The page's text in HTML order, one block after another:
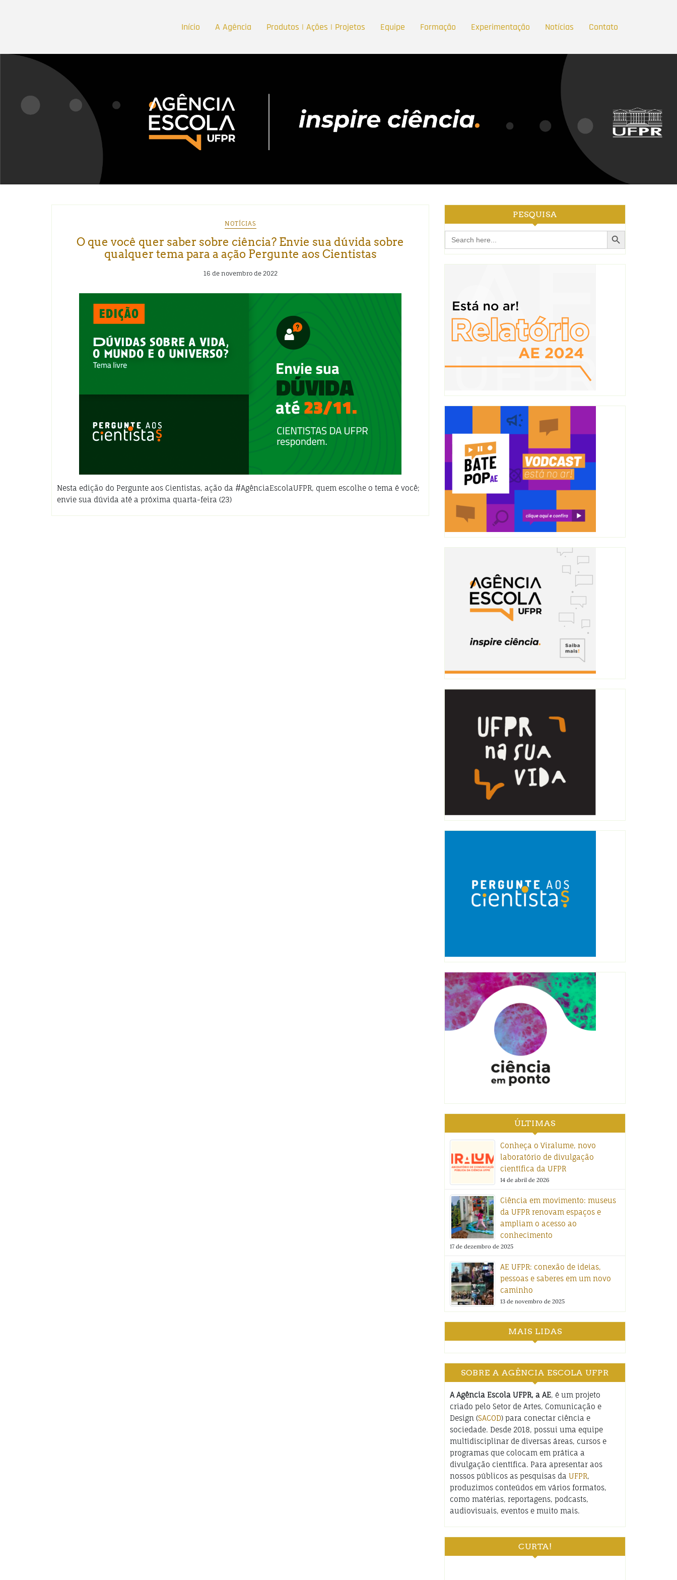
Início A Agência Produtos | Ações | Projetos Equipe Formação Experimentação Notícias Contato
NOTÍCIAS
O que você quer saber sobre ciência? Envie sua dúvida sobre
qualquer tema para a ação Pergunte aos Cientistas
16 de novembro de 2022
Nesta edição do Pergunte aos Cientistas, ação da #AgênciaEscolaUFPR, quem escolhe o tema é você;
envie sua dúvida até a próxima quarta-feira (23)
PESQUISA
Search
for:
Search Button
ÚLTIMAS
Conheça o Viralume, novo
laboratório de divulgação
científica da UFPR
14 de abril de 2026
Ciência em movimento: museus
da UFPR renovam espaços e
ampliam o acesso ao
conhecimento
17 de dezembro de 2025
AE UFPR: conexão de ideias,
pessoas e saberes em um novo
caminho
13 de novembro de 2025
MAIS LIDAS
SOBRE A AGÊNCIA ESCOLA UFPR
A Agência Escola UFPR, a AE, é um projeto
criado pelo Setor de Artes, Comunicação e
Design (SACOD) para conectar ciência e
sociedade. Desde 2018, possui uma equipe
multidisciplinar de diversas áreas, cursos e
programas que colocam em prática a
divulgação científica. Para apresentar aos
nossos públicos as pesquisas da UFPR,
produzimos conteúdos em vários formatos,
como matérias, reportagens, podcasts,
audiovisuais, eventos e muito mais.
CURTA!